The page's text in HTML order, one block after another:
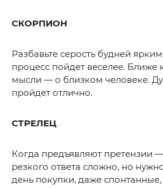
СКОРПИОН
Разбавьте серость будней
процесс пойдет веселее. Ближе
мысли — о близком человеке.
пройдет отлично.
СТРЕЛЕЦ
Когда предъявляют претензии
резкого ответа сложно, но
день покупки, даже спонтанные,